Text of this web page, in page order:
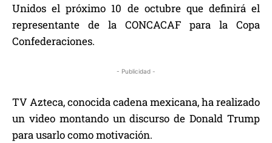
Unidos el próximo 10 de octubre que definirá el
representante de la CONCACAF para la Copa
Confederaciones.
- Publicidad -
TV Azteca, conocida cadena mexicana, ha realizado
un video montando un discurso de Donald Trump
para usarlo como motivación.